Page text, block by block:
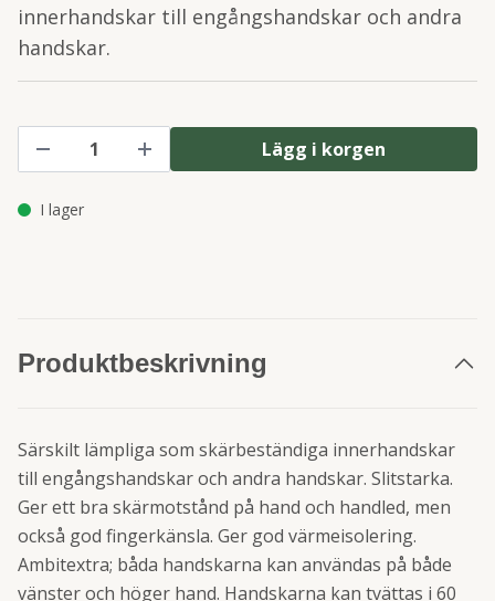
innerhandskar till engångshandskar och andra
handskar.
Lägg i korgen
I lager
Produktbeskrivning
Särskilt lämpliga som skärbeständiga innerhandskar
till engångshandskar och andra handskar. Slitstarka.
Ger ett bra skärmotstånd på hand och handled, men
också god fingerkänsla. Ger god värmeisolering.
Ambitextra; båda handskarna kan användas på både
vänster och höger hand. Handskarna kan tvättas i 60